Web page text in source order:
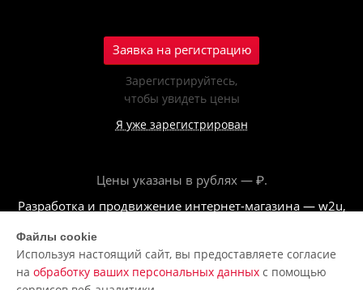
Заявка на регистрацию
Зарегистрируйтесь,
чтобы увидеть цены
Я уже зарегистрирован
Цены указаны в рублях — ₽.
Разработка и продвижение интернет-магазина — w2u,
© ООО «Полар центр», 2026
Пользовательское соглашение
Файлы cookie
Используя настоящий сайт, вы предоставляете согласие
на обработку ваших персональных данных с помощью